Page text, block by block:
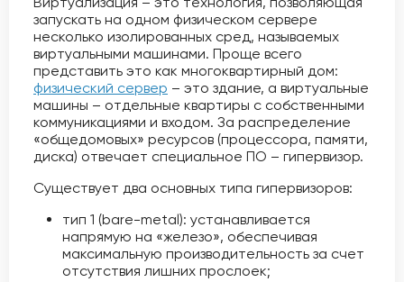
запускать на одном физическом сервере
несколько изолированных сред, называемых
виртуальными машинами. Проще всего
представить это как многоквартирный дом:
физический сервер – это здание, а виртуальные
машины – отдельные квартиры с собственными
коммуникациями и входом. За распределение
«общедомовых» ресурсов (процессора, памяти,
диска) отвечает специальное ПО – гипервизор.
Существует два основных типа гипервизоров:
тип 1 (bare-metal): устанавливается
напрямую на «железо», обеспечивая
максимальную производительность за счет
отсутствия лишних прослоек;